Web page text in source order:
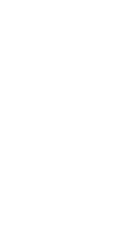
economía de la
productos lácteos